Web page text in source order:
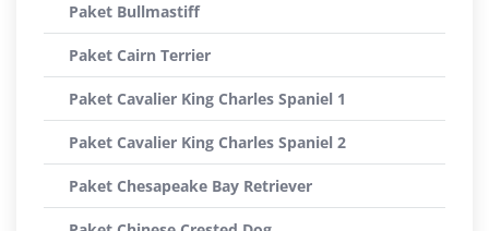
Paket Bullmastiff
Paket Cairn Terrier
Paket Cavalier King Charles Spaniel 1
Paket Cavalier King Charles Spaniel 2
Paket Chesapeake Bay Retriever